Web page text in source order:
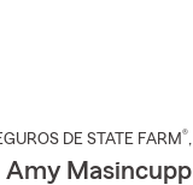
DE STATE FARM®,
Amy Masincupp